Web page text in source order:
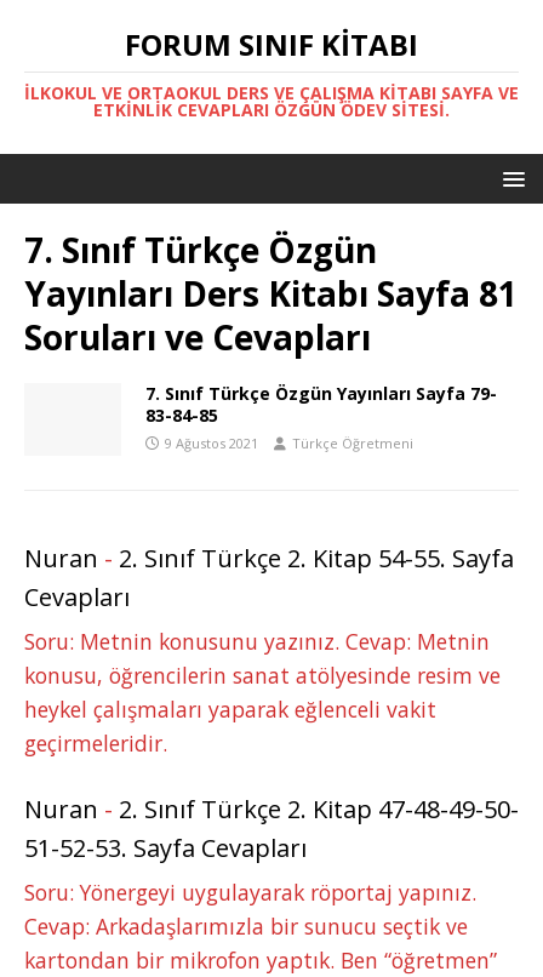
FORUM SINIF KITABI
İLKOKUL VE ORTAOKUL DERS VE ÇALIŞMA KITABI SAYFA VE
ETKINLIK CEVAPLARI ÖZGÜN ÖDEV SITESI.
7. Sınıf Türkçe Özgün
Yayınları Ders Kitabı Sayfa 81
Soruları ve Cevapları
7. Sınıf Türkçe Özgün Yayınları Sayfa 79-
83-84-85
9 Ağustos 2021 Türkçe Öğretmeni
Nuran - 2. Sınıf Türkçe 2. Kitap 54-55. Sayfa
Cevapları
Soru: Metnin konusunu yazınız. Cevap: Metnin
konusu, öğrencilerin sanat atölyesinde resim ve
heykel çalışmaları yaparak eğlenceli vakit
geçirmeleridir.
Nuran - 2. Sınıf Türkçe 2. Kitap 47-48-49-50-
51-52-53. Sayfa Cevapları
Soru: Yönergeyi uygulayarak röportaj yapınız.
Cevap: Arkadaşlarımızla bir sunucu seçtik ve
kartondan bir mikrofon yaptık. Ben “öğretmen”